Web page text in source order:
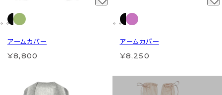
アームカバー
¥8,800
アームカバー
¥8,250